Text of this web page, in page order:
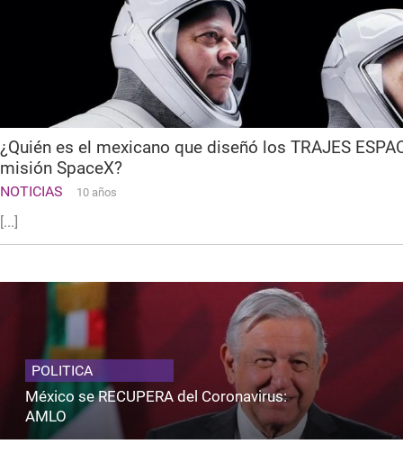
¿Quién es el mexicano que diseñó los TRAJES
misión SpaceX?
NOTICIAS 10 años
[...]
POLITICA
México se RECUPERA del Coronavirus:
AMLO